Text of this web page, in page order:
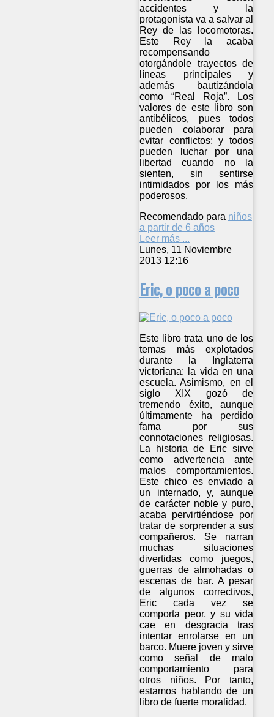
accidentes y la
protagonista va a salvar al
Rey de las locomotoras.
Este Rey la acaba
recompensando
otorgándole trayectos de
líneas principales y
además bautizándola
como “Real Roja”. Los
valores de este libro son
antibélicos, pues todos
pueden colaborar para
evitar conflictos; y todos
pueden luchar por una
libertad cuando no la
sienten, sin sentirse
intimidados por los más
poderosos.
Recomendado para niños
a partir de 6 años
Leer más ...
Lunes, 11 Noviembre
2013 12:16
Eric, o poco a poco
Este libro trata uno de los
temas más explotados
durante la Inglaterra
victoriana: la vida en una
escuela. Asimismo, en el
siglo XIX gozó de
tremendo éxito, aunque
últimamente ha perdido
fama por sus
connotaciones religiosas.
La historia de Eric sirve
como advertencia ante
malos comportamientos.
Este chico es enviado a
un internado, y, aunque
de carácter noble y puro,
acaba pervirtiéndose por
tratar de sorprender a sus
compañeros. Se narran
muchas situaciones
divertidas como juegos,
guerras de almohadas o
escenas de bar. A pesar
de algunos correctivos,
Eric cada vez se
comporta peor, y su vida
cae en desgracia tras
intentar enrolarse en un
barco. Muere joven y sirve
como señal de malo
comportamiento para
otros niños. Por tanto,
estamos hablando de un
libro de fuerte moralidad.